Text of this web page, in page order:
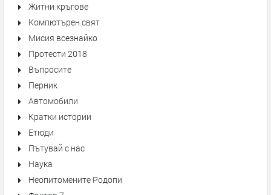
Житни кръгове
Компютърен свят
Мисия всезнайко
Протести 2018
Въпросите
Перник
Автомобили
Кратки истории
Етюди
Пътувай с нас
Наука
Неопитомените Родопи